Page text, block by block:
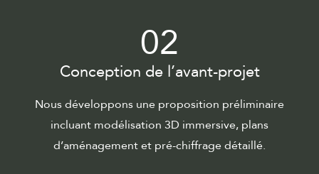
02
Conception de l’avant-projet
Nous développons une proposition préliminaire
incluant modélisation 3D immersive, plans
d’aménagement et pré-chiffrage détaillé.